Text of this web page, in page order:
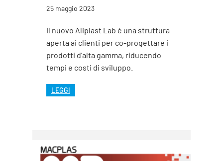
25 maggio 2023
Il nuovo Aliplast Lab è una struttura
aperta ai clienti per co-progettare i
prodotti d’alta gamma, riducendo
tempi e costi di sviluppo.
LEGGI